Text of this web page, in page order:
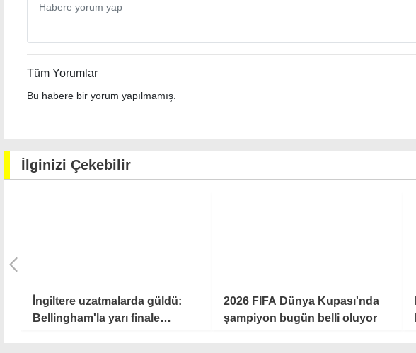
Tüm Yorumlar
Bu habere bir yorum yapılmamış.
İlginizi Çekebilir
İngiltere uzatmalarda güldü:
Bellingham'la yarı finale
2026 FIFA Dünya Kupası'nda
şampiyon bugün belli oluyor